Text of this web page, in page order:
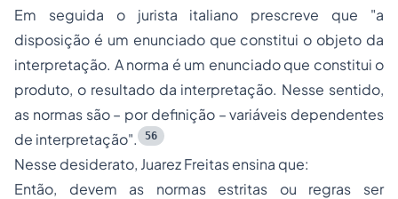
Em seguida o jurista italiano prescreve que "a
disposição é um enunciado que constitui o objeto da
interpretação. A norma é um enunciado que constitui o
produto, o resultado da interpretação. Nesse sentido,
as normas são – por definição – variáveis dependentes
de interpretação". 56
Nesse desiderato, Juarez Freitas ensina que:
Então, devem as normas estritas ou regras ser